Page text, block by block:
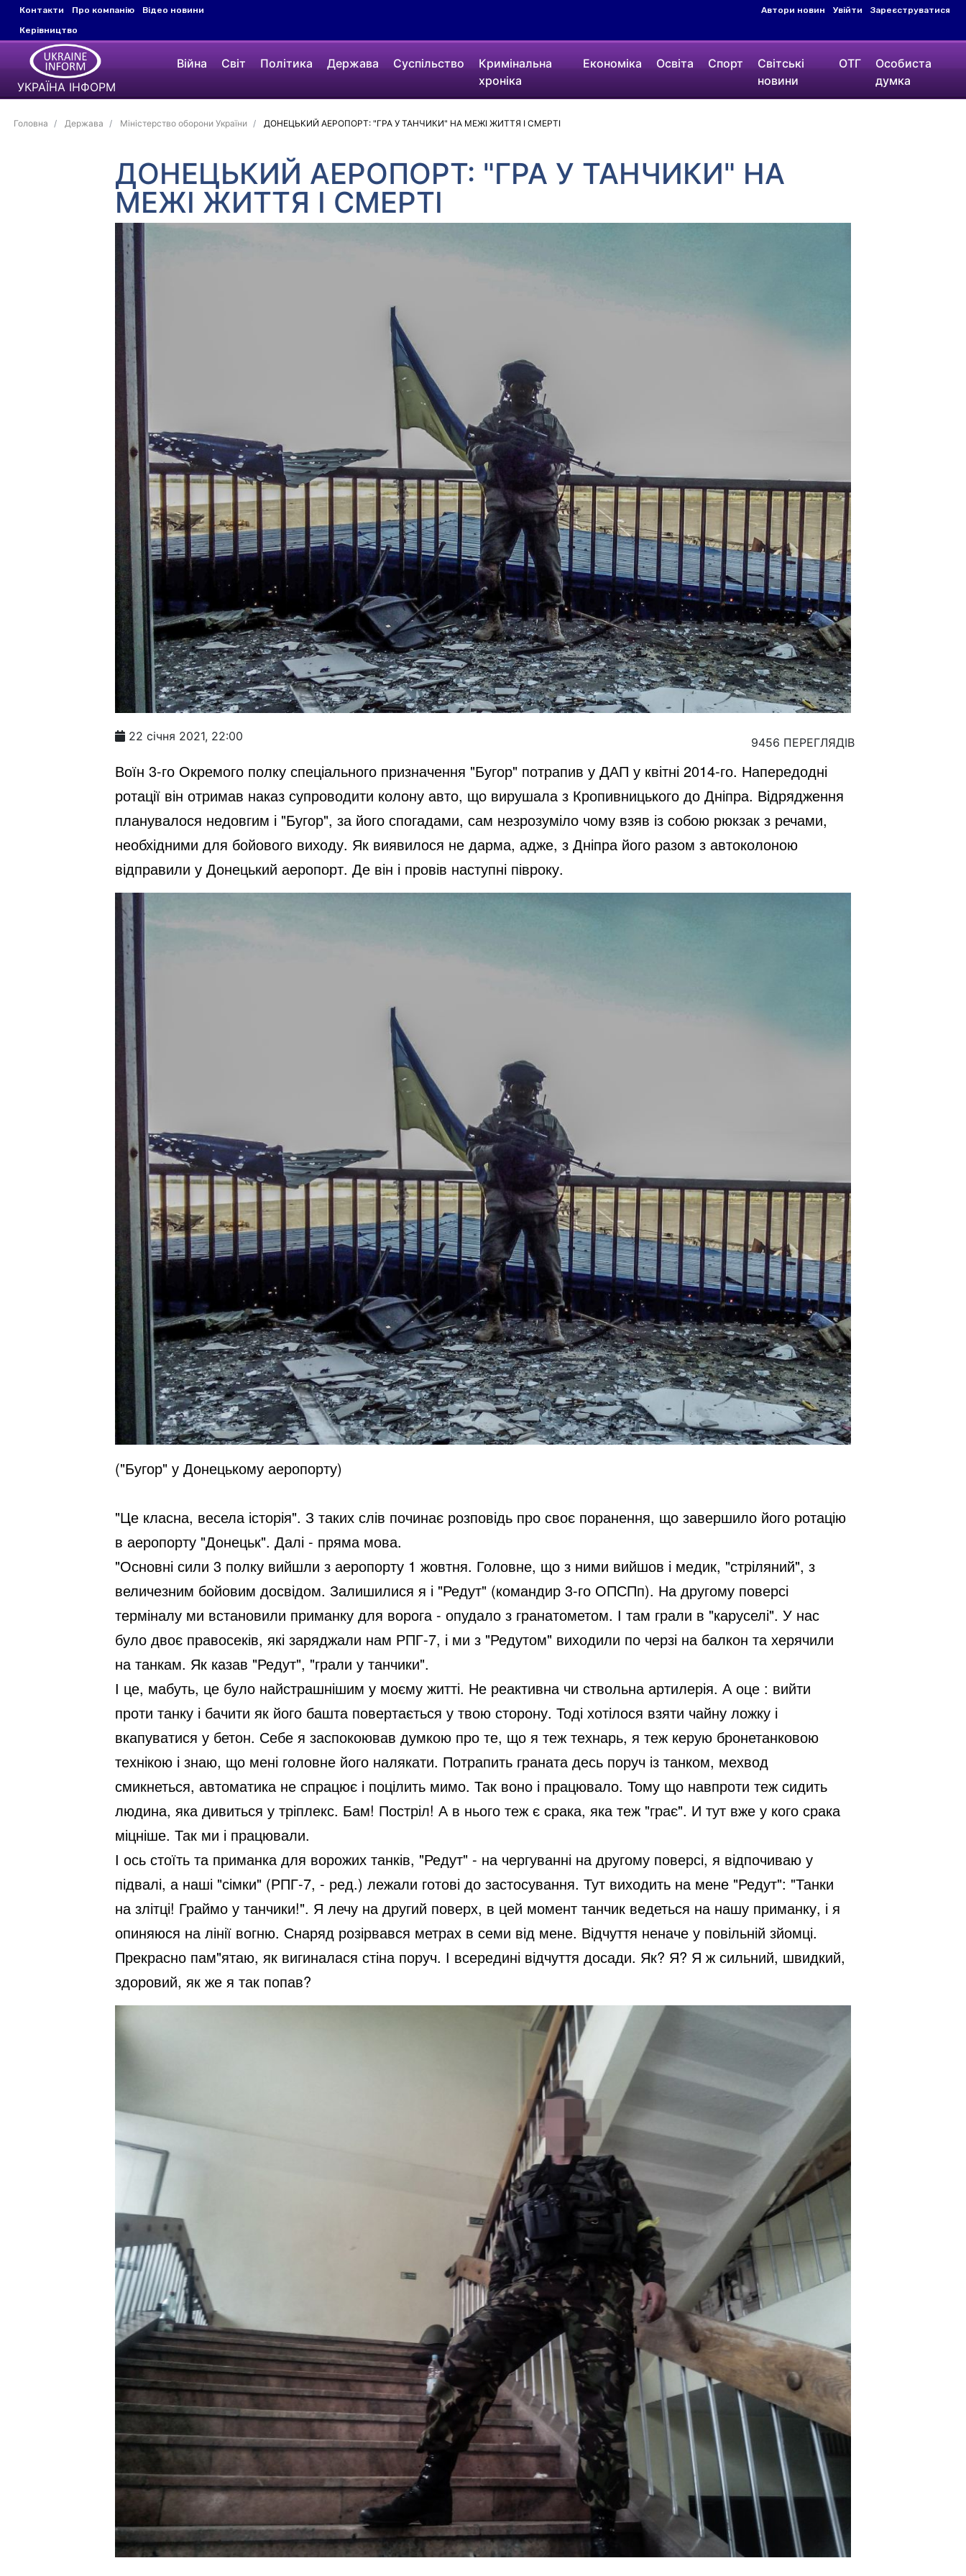
Контакти Про компанію
Відео новини
Керівництво
Автори новин Увійти Зареєструватися
УКРАЇНА ІНФОРМ
Війна Світ Політика Держава Суспільство
Кримінальна
хроніка
Економіка Освіта Спорт
Світські
новини
ОТГ
Особиста
думка
Головна Держава Міністерство оборони України ДОНЕЦЬКИЙ АЕРОПОРТ: "ГРА У ТАНЧИКИ" НА МЕЖІ ЖИТТЯ І СМЕРТІ
ДОНЕЦЬКИЙ АЕРОПОРТ: "ГРА У ТАНЧИКИ" НА
МЕЖІ ЖИТТЯ І СМЕРТІ
22 січня 2021, 22:00 9456 ПЕРЕГЛЯДІВ
Воїн 3-го Окремого полку спеціального призначення "Бугор" потрапив у ДАП у квітні 2014-го. Напередодні
ротації він отримав наказ супроводити колону авто, що вирушала з Кропивницького до Дніпра. Відрядження
планувалося недовгим і "Бугор", за його спогадами, сам незрозуміло чому взяв із собою рюкзак з речами,
необхідними для бойового виходу. Як виявилося не дарма, адже, з Дніпра його разом з автоколоною
відправили у Донецький аеропорт. Де він і провів наступні півроку.
("Бугор" у Донецькому аеропорту)
"Це класна, весела історія". З таких слів починає розповідь про своє поранення, що завершило його ротацію
в аеропорту "Донецьк". Далі - пряма мова.
"Основні сили 3 полку вийшли з аеропорту 1 жовтня. Головне, що з ними вийшов і медик, "стріляний", з
величезним бойовим досвідом. Залишилися я і "Редут" (командир 3-го ОПСПп). На другому поверсі
терміналу ми встановили приманку для ворога - опудало з гранатометом. І там грали в "каруселі". У нас
було двоє правосеків, які заряджали нам РПГ-7, і ми з "Редутом" виходили по черзі на балкон та херячили
на танкам. Як казав "Редут", "грали у танчики".
І це, мабуть, це було найстрашнішим у моєму житті. Не реактивна чи ствольна артилерія. А оце : вийти
проти танку і бачити як його башта повертається у твою сторону. Тоді хотілося взяти чайну ложку і
вкапуватися у бетон. Себе я заспокоював думкою про те, що я теж технарь, я теж керую бронетанковою
технікою і знаю, що мені головне його налякати. Потрапить граната десь поруч із танком, мехвод
смикнеться, автоматика не спрацює і поцілить мимо. Так воно і працювало. Тому що навпроти теж сидить
людина, яка дивиться у тріплекс. Бам! Постріл! А в нього теж є срака, яка теж "грає". И тут вже у кого срака
міцніше. Так ми і працювали.
І ось стоїть та приманка для ворожих танків, "Редут" - на чергуванні на другому поверсі, я відпочиваю у
підвалі, а наші "сімки" (РПГ-7, - ред.) лежали готові до застосування. Тут виходить на мене "Редут": "Танки
на злітці! Граймо у танчики!". Я лечу на другий поверх, в цей момент танчик ведеться на нашу приманку, і я
опиняюся на лінії вогню. Снаряд розірвався метрах в семи від мене. Відчуття неначе у повільній зйомці.
Прекрасно пам"ятаю, як вигиналася стіна поруч. І всередині відчуття досади. Як? Я? Я ж сильний, швидкий,
здоровий, як же я так попав?